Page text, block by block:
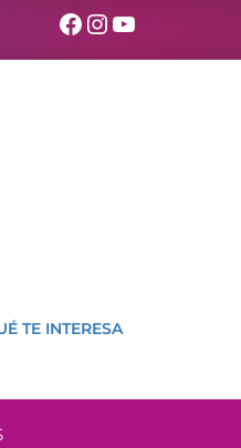
Facebook
Instagram
YouTube
TE INTERESA